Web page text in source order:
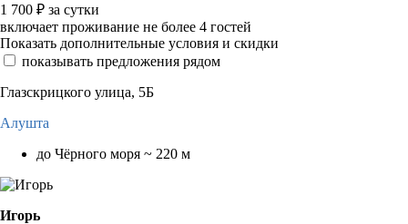
1 700 ₽ за сутки
включает проживание не более 4 гостей
Показать дополнительные условия и скидки
показывать предложения рядом
Глазскрицкого улица, 5Б
Алушта
до Чёрного моря ~ 220 м
Игорь